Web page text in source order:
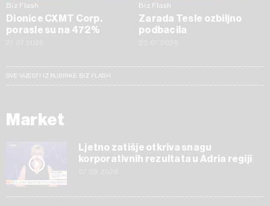
Biz Flash
Dionice CXMT Corp.
porasle su na 472%
Biz Flash
Zarada Tesle ozbiljno
podbacila
SVE VIJESTI IZ RUBRIKE BIZ FLASH
Market
Ljetno zatišje otkriva snagu
korporativnih rezultata u Adria regiji